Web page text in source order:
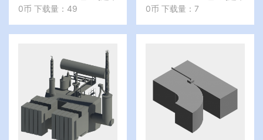
0币 下载量：49
0币 下载量：7